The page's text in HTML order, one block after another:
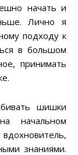
начать и
Лично я
подходу к
в большом
принимать
шишки
начальном
знаниями.